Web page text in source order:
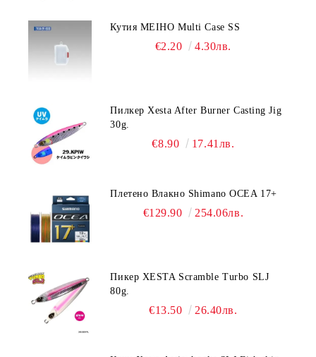
Кутия MEIHO Multi Case SS
€2.20 4.30лв.
Пилкер Xesta After Burner Casting Jig
30g.
€8.90 17.41лв.
Плетено Влакно Shimano OCEA 17+
€129.90 254.06лв.
Пикер XESTA Scramble Turbo SLJ
80g.
€13.50 26.40лв.